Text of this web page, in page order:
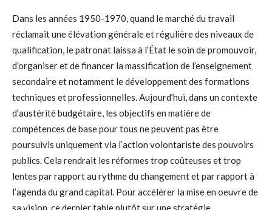
Dans les années 1950-1970, quand le marché du travail
réclamait une élévation générale et régulière des niveaux de
qualification, le patronat laissa à l’État le soin de promouvoir,
d’organiser et de financer la massification de l’enseignement
secondaire et notamment le développement des formations
techniques et professionnelles. Aujourd’hui, dans un contexte
d’austérité budgétaire, les objectifs en matière de
compétences de base pour tous ne peuvent pas être
poursuivis uniquement via l’action volontariste des pouvoirs
publics. Cela rendrait les réformes trop coûteuses et trop
lentes par rapport au rythme du changement et par rapport à
l’agenda du grand capital. Pour accélérer la mise en oeuvre de
sa vision, ce dernier table plutôt sur une stratégie